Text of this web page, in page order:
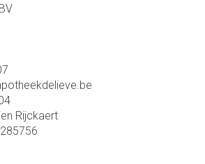
Rijckaert